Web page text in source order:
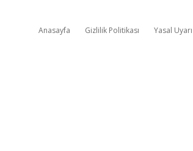
Anasayfa Gizlilik Politikası Yasal Uyarı